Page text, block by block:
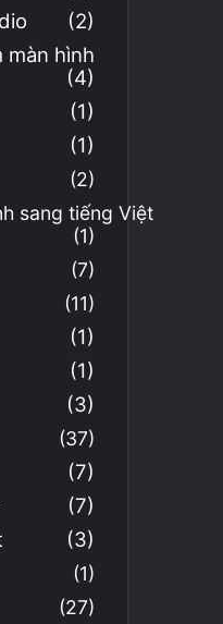
(2)
màn hình
(4)
(1)
(1)
(2)
sang tiếng Việt
(1)
(7)
(11)
(1)
(1)
(3)
(37)
(7)
(7)
(3)
(1)
(27)